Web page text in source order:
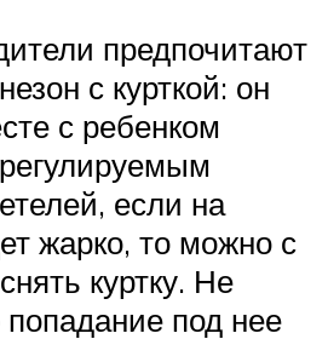
предпочитают
с курткой: он
с ребенком
если на
жарко, то можно с
куртку. Не
под нее